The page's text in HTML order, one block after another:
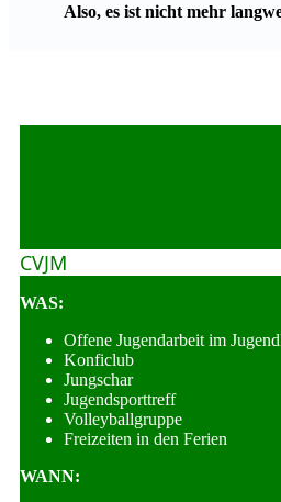
Also, es ist nicht mehr
CVJM
WAS:
Offene Jugendarbeit im
Konficlub
Jungschar
Jugendsporttreff
Volleyballgruppe
Freizeiten in den Ferien
WANN: